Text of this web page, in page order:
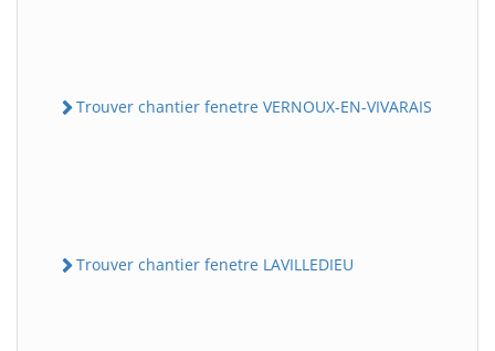
Trouver chantier fenetre VERNOUX-EN-VIVARAIS
Trouver chantier fenetre LAVILLEDIEU